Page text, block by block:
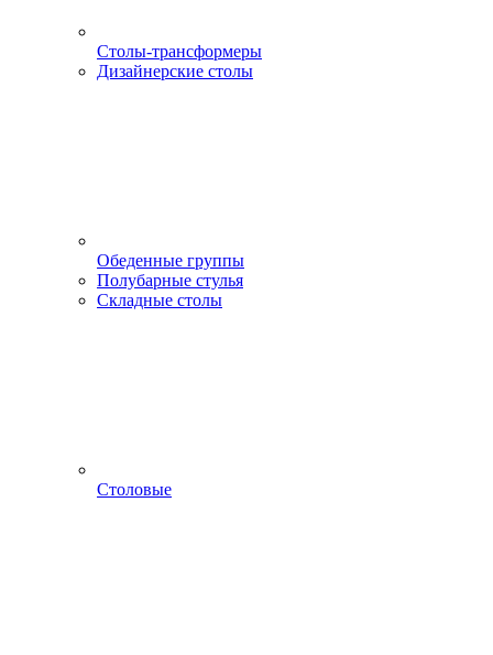
Столы-трансформеры
Дизайнерские столы
Обеденные группы
Полубарные стулья
Складные столы
Столовые